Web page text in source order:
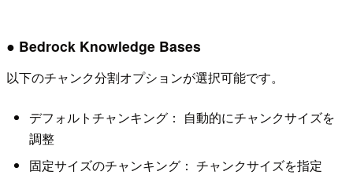
● Bedrock Knowledge Bases
以下のチャンク分割オプションが選択可能です。
デフォルトチャンキング： 自動的にチャンクサイズを
調整
固定サイズのチャンキング： チャンクサイズを指定